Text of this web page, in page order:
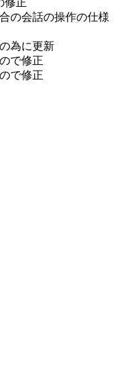
修正
の会話の操作の仕様
為に更新
で修正
で修正